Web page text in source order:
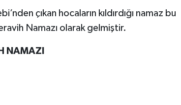
çıkan hocaların kıldırdığı namaz bu
Namazı olarak gelmiştir.
NAMAZI